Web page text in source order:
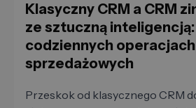
Klasyczny CRM a CRM
ze sztuczną
codziennych operacjach
sprzedażowych
Przeskok od klasycznego CRM